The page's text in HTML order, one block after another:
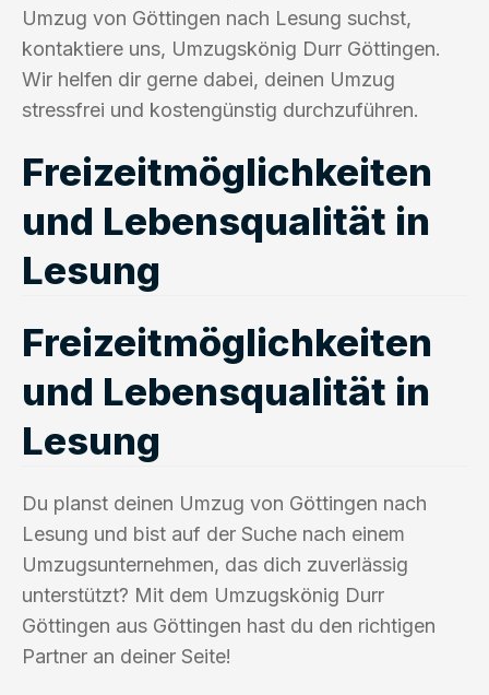
Umzug von Göttingen nach Lesung suchst,
kontaktiere uns, Umzugskönig Durr Göttingen.
Wir helfen dir gerne dabei, deinen Umzug
stressfrei und kostengünstig durchzuführen.
Freizeitmöglichkeiten
und Lebensqualität in
Lesung
Freizeitmöglichkeiten
und Lebensqualität in
Lesung
Du planst deinen Umzug von Göttingen nach
Lesung und bist auf der Suche nach einem
Umzugsunternehmen, das dich zuverlässig
unterstützt? Mit dem Umzugskönig Durr
Göttingen aus Göttingen hast du den richtigen
Partner an deiner Seite!